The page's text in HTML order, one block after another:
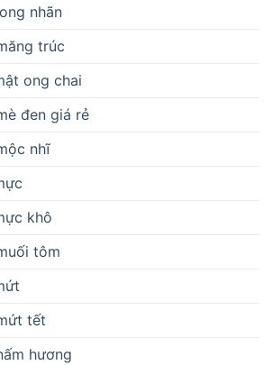
nhãn
trúc
ong chai
đen giá rẻ
nhĩ
khô
tôm
tết
hương